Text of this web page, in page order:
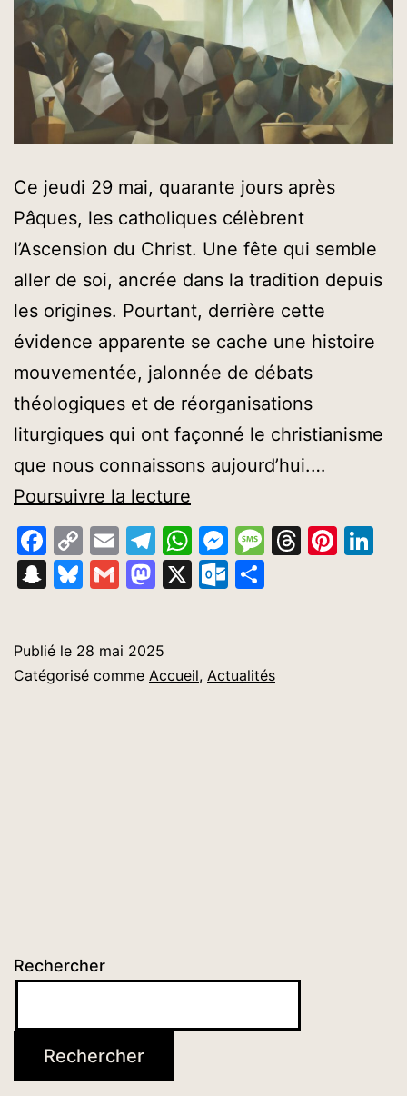
Ce jeudi 29 mai, quarante jours après
Pâques, les catholiques célèbrent
l’Ascension du Christ. Une fête qui semble
aller de soi, ancrée dans la tradition depuis
les origines. Pourtant, derrière cette
évidence apparente se cache une histoire
mouvementée, jalonnée de débats
théologiques et de réorganisations
liturgiques qui ont façonné le christianisme
que nous connaissons aujourd’hui.…
Poursuivre la lecture
jours
après
Pâques,
célèbrent
Facebook
Copy
Link
EmailTelegram
WhatsApp
Messenger
Message
Snapchat
Bluesky
GmailMastodon
X Outlook.com
Publié le 28 mai 2025
Catégorisé comme Accueil, Actualités
Rechercher
Rechercher